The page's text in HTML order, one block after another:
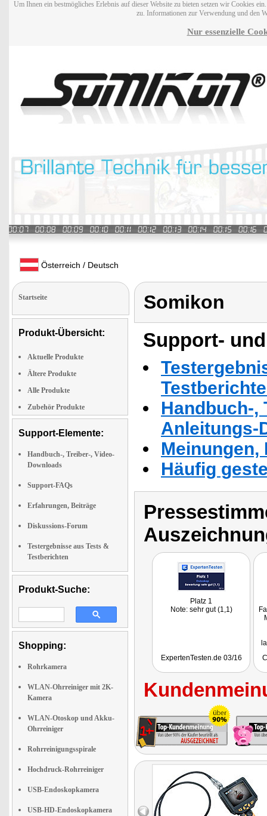
Um Ihnen ein bestmögliches Erlebnis auf dieser Website zu bieten setzen wir Cookies
zu. Informationen zur Verwendung und den
Nur essenzielle
Österreich / Deutsch
Startseite
Produkt-Übersicht:
Aktuelle Produkte
Ältere Produkte
Alle Produkte
Zubehör Produkte
Support-Elemente:
Handbuch-, Treiber-, Video-
Downloads
Support-FAQs
Erfahrungen, Beiträge
Diskussions-Forum
Testergebnisse aus Tests &
Testberichten
Produkt-Suche:
Shopping:
Rohrkamera
WLAN-Ohrreiniger mit 2K-
Kamera
WLAN-Otoskop und Akku-
Ohrreiniger
Rohrreinigungsspirale
Hochdruck-Rohrreiniger
USB-Endoskopkamera
USB-HD-Endoskopkamera
Somikon
Support-
Handbuch-,
Anleitungs-
Häufig
Platz 1
Note: sehr gut (1,1)
ExpertenTesten.de 03/16